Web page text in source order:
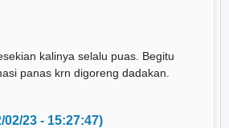
kalinya selalu puas. Begitu
panas krn digoreng dadakan.
23 - 15:27:47)